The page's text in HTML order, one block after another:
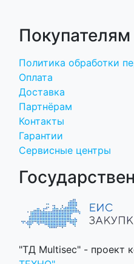
Покупателям
Политика обработки
Оплата
Доставка
Партнёрам
Контакты
Гарантии
Сервисные центры
"ТД Multisec" - проект